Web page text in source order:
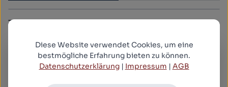
Triloquist
Diese Website verwendet Cookies, um eine
bestmögliche Erfahrung bieten zu können.
Datenschutzerklärung| Impressum | AGB